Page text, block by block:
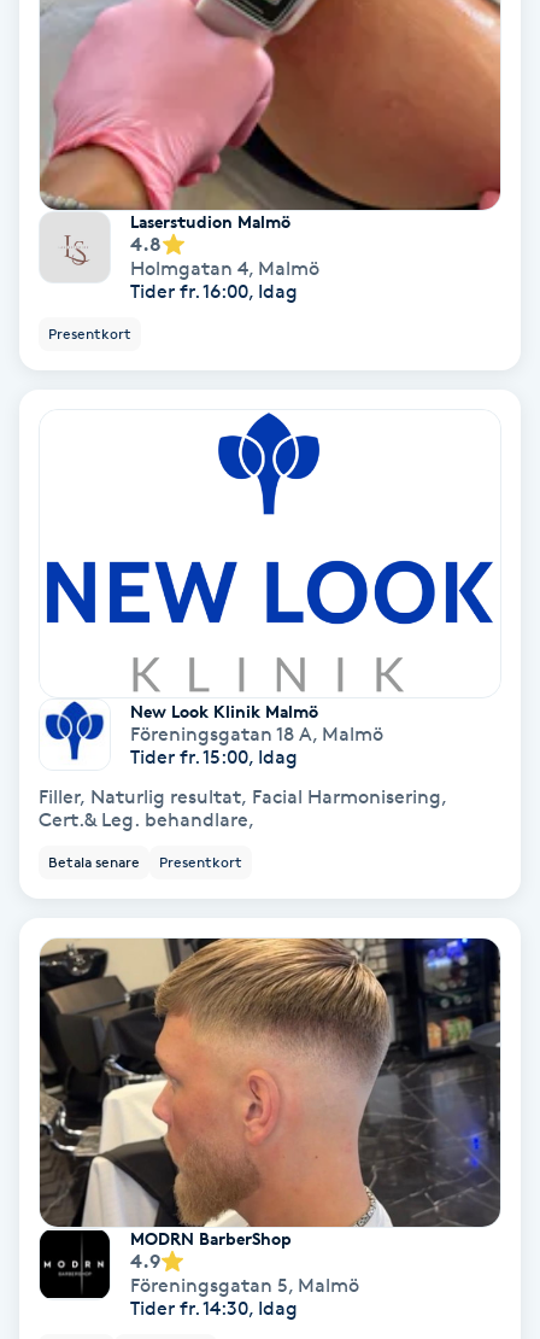
Friskvårdsmassage
Frisör
Funktionsanalys
Färgning
Gel naglar
Gellack med förstärkning
Gravidmassage
Gravidyoga
Gruppträning
Hatha Yoga
Headspa
Healing
Herrklippning
HIFU
Hollywood Peel
Laserstudion Malmö
4.8
Holmgatan 4, Malmö
Tider fr. 16:00, Idag
Presentkort
New Look Klinik Malmö
Föreningsgatan 18 A, Malmö
Tider fr. 15:00, Idag
Filler, Naturlig resultat, Facial Harmonisering,
Cert.& Leg. behandlare,
Betala senare Presentkort
MODRN BarberShop
4.9
Föreningsgatan 5, Malmö
Tider fr. 14:30, Idag